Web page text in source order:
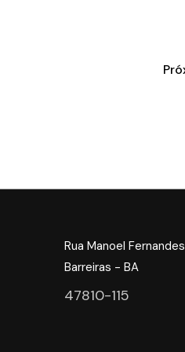
Rua Manoel
Barreiras - BA
47810-115